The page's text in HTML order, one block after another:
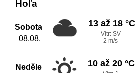
Hoľa
Sobota
08.08.
13 až 18 °C
Vítr: SV
2 m/s
Neděle
10 až 20 °C